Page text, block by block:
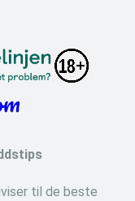
til de beste